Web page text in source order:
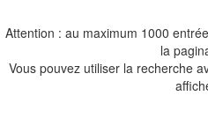
Attention : au maximum 1000
la
Vous pouvez utiliser la recherche